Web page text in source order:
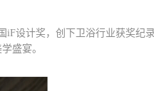
iF设计奖，创下卫浴行业获奖纪
盛宴。